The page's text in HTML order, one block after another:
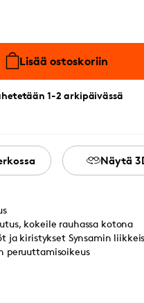
Lisää ostoskoriin
1-2 arkipäivässä
Näytä
kokeile rauhassa kotona
ja kiristykset Synsamin
peruuttamisoikeus